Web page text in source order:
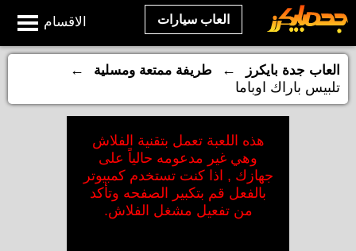
الاقسام العاب سيارات
العاب جدة بايكرز ← طريفة ممتعة ومسلية
←
تلبيس باراك اوباما
هذه اللعبة تعمل بتقنية الفلاش
وهي غير مدعومه حالياً على
جهازك , اذا كنت تستخدم كمبيوتر
بالفعل قم بتكبير الصفحه وتأكد
من تفعيل مشغل الفلاش.